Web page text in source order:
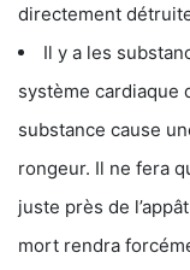
directement
Il y a les
système cardiaque
substance cause
rongeur. Il ne fera
juste près de
mort rendra